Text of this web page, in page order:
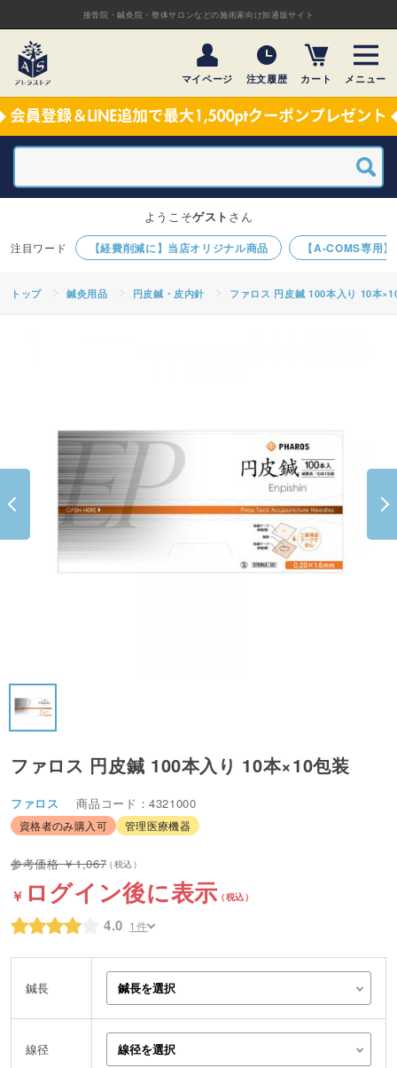
接骨院・鍼灸院・整体サロンなどの施術家向け卸通販サイト
マイページ 注文履歴 カート メニュー
【経費削減に】当店オリジナル商品 【A-COMS専用
ようこそゲスト さん
トップ 鍼灸用品 円皮鍼・皮内針 ファロス 円皮鍼 100本入り 10本
ファロス 円皮鍼 100本入り 10本×10包装
ファロス 商品コード：4321000
資格者のみ購入可 管理医療機器
1,067
ログイン後に表示
4.0 1件
鍼長
線径